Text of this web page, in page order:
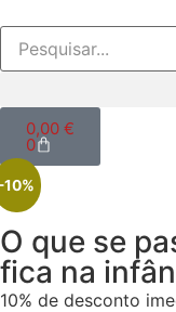
0,00 €
0
10%
O que se
fica na
10% de desconto